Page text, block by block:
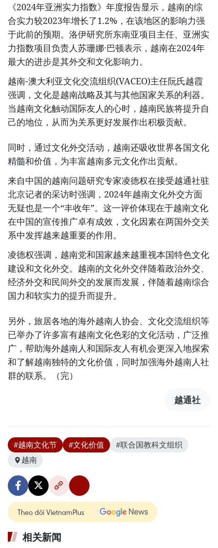
《2024年亚洲实力指数》年度报告显示，越南的综
合实力较2023年增长了1.2%，在该地区的影响力强
于此前的预期。洛伊研究所东南亚项目主任、亚洲实
力指数项目负责人苏珊娜·巴顿表示，越南在2024年
最大的进步是其外交和文化影响力。
越南-澳大利亚文化交流组织(VACEO)主任阮氏越霞
强调，文化是越南战略及其与其他国家关系的利器。
当越南文化触动国际友人的心时，越南民族将提升自
己的地位，从而为关系更好发展作出积极贡献。
同时，通过文化外交活动，越南还吸收世界各国文化
精髓和价值，为丰富越南多元文化作出贡献。
来自中国的越南问题研究专家凌德权在接受越通社驻
北京记者的采访时强调，2024年越南文化外交方面
无疑也是一个“丰收年”。这一评价体现在于越南文化
在中国的宣传推广卓有成效，文化因素在两国外交关
系中发挥越来越重要的作用。
凌德权强调，越南党和国家越来越重视本国特色文化
建设和文化外交。越南的文化外交伴随着政治外交、
经济外交和民间外交的发展而发展，伴随着越南综合
国力和软实力的提升而提升。
另外，旅居各地的海外越南人协会、文化交流组织等
已举办了许多富有越南文化色彩的文化活动，广泛推
广，帮助海外越南人和国际友人有机会更深入地探索
和了解越南独特的文化价值，同时加强海外越南人社
群的联系。（完）
越通社
#越南文化节 #文化价值
#联合国教科文组织
越南
Theo dõi VietnamPlus
相关新闻